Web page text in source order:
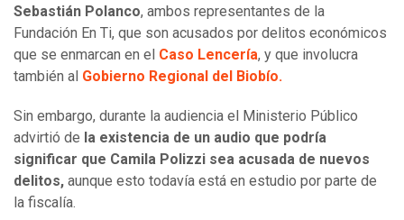
Sebastián Polanco, ambos representantes de la
Fundación En Ti, que son acusados por delitos económicos
que se enmarcan en el Caso Lencería, y que involucra
también al Gobierno Regional del Biobío.
Sin embargo, durante la audiencia el Ministerio Público
advirtió de la existencia de un audio que podría
significar que Camila Polizzi sea acusada de nuevos
delitos, aunque esto todavía está en estudio por parte de
la fiscalía.